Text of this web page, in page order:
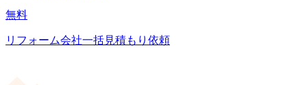
無料
リフォーム会社一括見積もり依頼